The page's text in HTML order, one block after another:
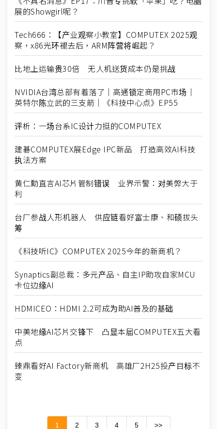
展的Showgirl呢？
Tech666：【产业观察小教室】COMPUTEX 2025观
察，x86光环褪去后，ARM阵营将崛起？
比地上运输贵30倍 无人机送货成本仍是挑战
NVIDIA台湾总部有着落了｜高通锁定商用PC市场｜
英特尔陈立武的三支箭｜《科技中心点》EP55
评析：一场台系IC设计力挺的COMPUTEX
建碁COMPUTEX展Edge IPC新品 打造高效AI科技
执法方案
黄仁勳直言AI芯片管制错误 业界示警：对美弊大于
利
台厂参战人形机器人 供应链看好富士康、和硕拔头
筹
《科技听IC》COMPUTEX 2025今年的新商机？
Synaptics副总裁：多元产品、自主IP助攻自家MCU
卡位边缘AI
HDMICEO：HDMI 2.2可成为助AI普及的基础
中美地缘AI芯片交锋下 凸显本届COMPUTEX五大看
点
臻鼎看好AI Factory新商机 高雄厂2H25投产目标不
变
1 2 3 4 5 >>